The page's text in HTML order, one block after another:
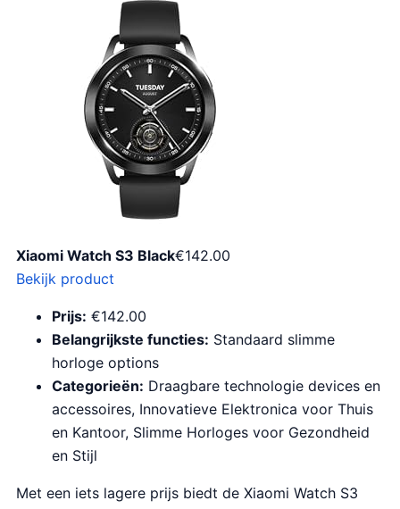
Xiaomi Watch S3 Black€142.00
Bekijk product
Prijs: €142.00
Belangrijkste functies: Standaard slimme
horloge options
Categorieën: Draagbare technologie devices en
accessoires, Innovatieve Elektronica voor Thuis
en Kantoor, Slimme Horloges voor Gezondheid
en Stijl
Met een iets lagere prijs biedt de Xiaomi Watch S3